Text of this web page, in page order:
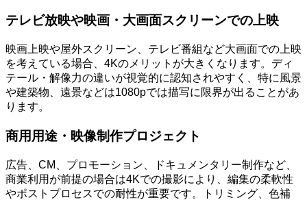
テレビ放映や映画・大画面スクリーンでの上映
映画上映や屋外スクリーン、テレビ番組など大画面での上映
を考えている場合、4Kのメリットが大きくなります。ディ
テール・解像力の違いが視覚的に認知されやすく、特に風景
や建築物、遠景などは1080pでは描写に限界が出ることがあ
ります。
商用用途・映像制作プロジェクト
広告、CM、プロモーション、ドキュメンタリー制作など、
商業利用が前提の場合は4Kでの撮影により、編集の柔軟性
やポストプロセスでの耐性が重要です。トリミング、色補